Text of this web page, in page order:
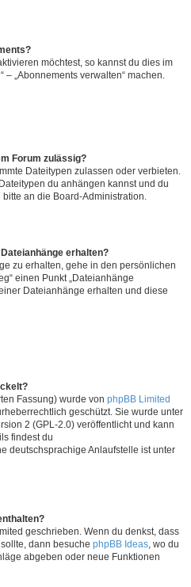
möchtest, so kannst du dies im
„Abonnements verwalten“ machen.
Forum zulässig?
Dateitypen zulassen oder verbieten.
du anhängen kannst und du
an die Board-Administration.
erhalten?
zu erhalten, gehe in den persönlichen
einen Punkt „Dateianhänge
Dateianhänge erhalten und diese
Fassung) wurde von phpBB Limited
geschützt. Sie wurde unter
2 (GPL-2.0) veröffentlicht und kann
findest du
deutschsprachige Anlaufstelle ist unter
geschrieben. Wenn du denkst, dass
dann besuche phpBB Ideas , wo du
abgeben oder neue Funktionen